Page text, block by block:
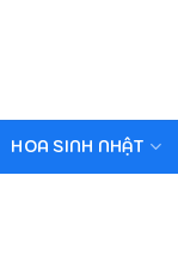
HOA SINH NHẬT